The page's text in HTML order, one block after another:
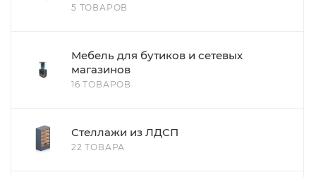
5 ТОВАРОВ
Мебель для бутиков и сетевых
магазинов
16 ТОВАРОВ
Стеллажи из ЛДСП
22 ТОВАРА